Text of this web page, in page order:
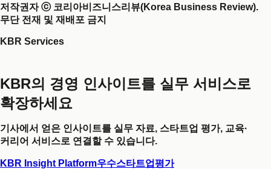
저작권자 ⓒ 코리아비즈니스리뷰(Korea Business Review).
무단 전재 및 재배포 금지
KBR Services
KBR의 경영 인사이트를 실무 서비스로
확장하세요
기사에서 얻은 인사이트를 실무 자료, 스타트업 평가, 교육·
커리어 서비스로 연결할 수 있습니다.
KBR Insight Platform우수스타트업평가